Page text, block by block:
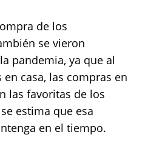
de los
se vieron
pandemia, ya que al
casa, las compras en
las favoritas de los
estima que esa
en el tiempo.